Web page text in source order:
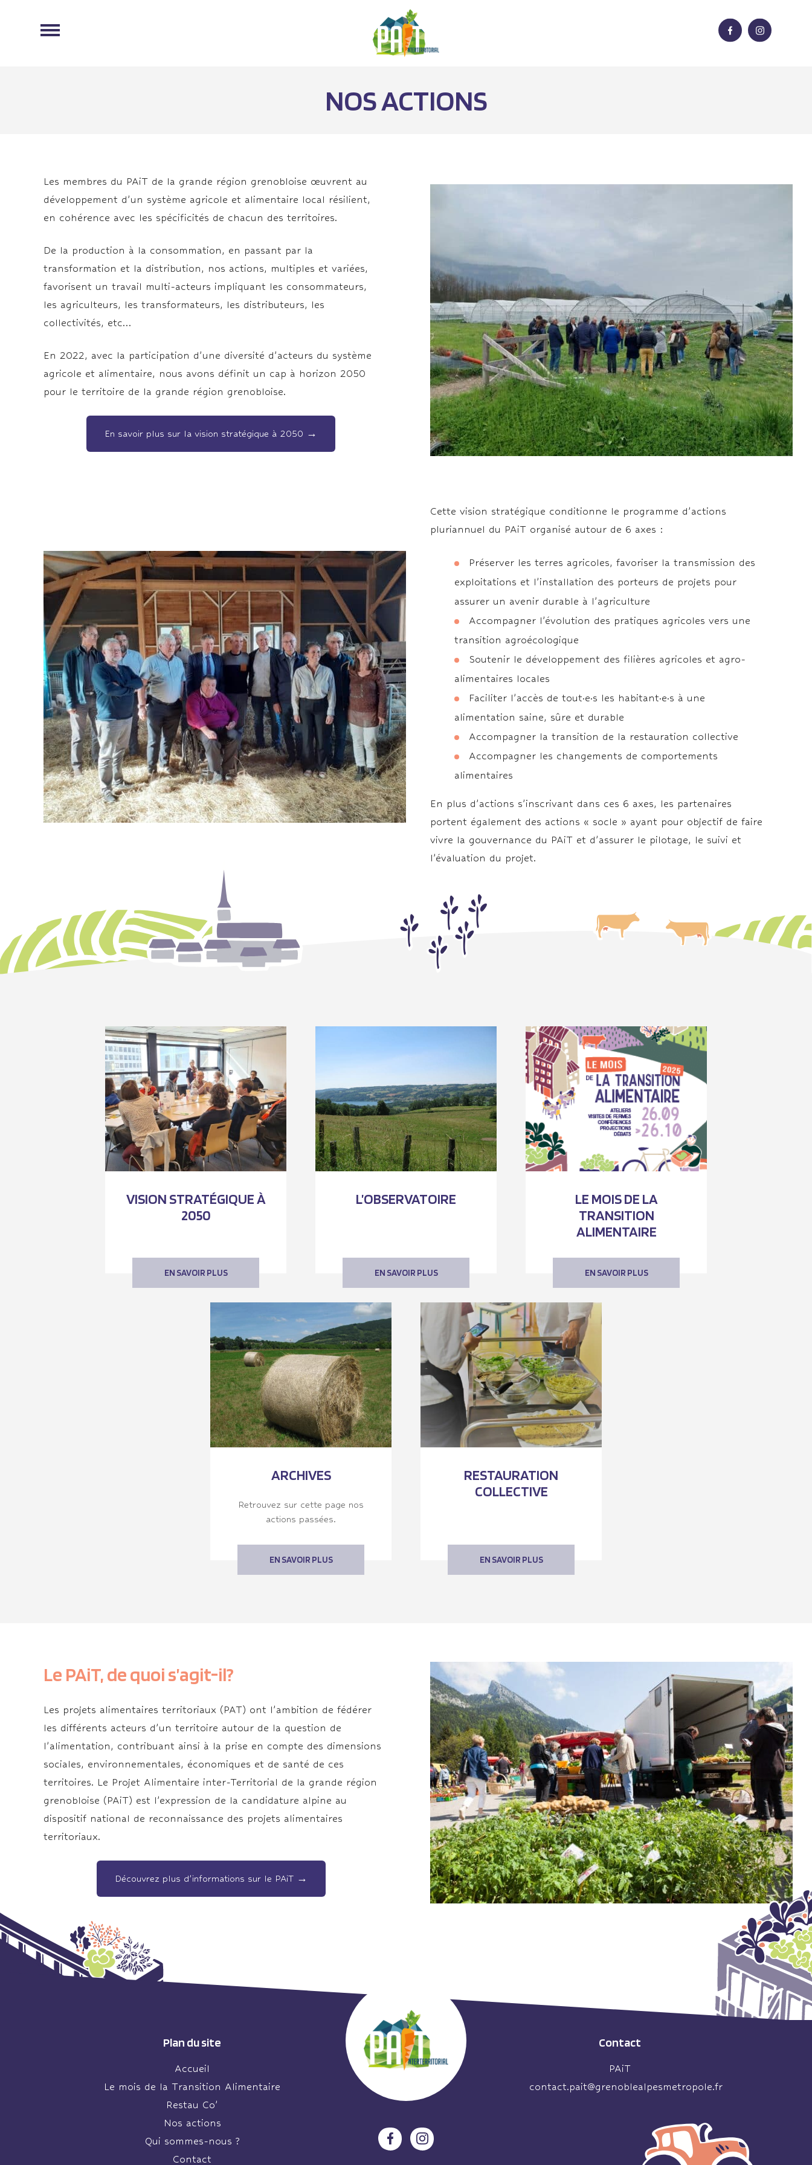
NOS ACTIONS
Les membres du PAiT de la grande région grenobloise œuvrent au
développement d’un système agricole et alimentaire local résilient,
en cohérence avec les spécificités de chacun des territoires.
De la production à la consommation, en passant par la
transformation et la distribution, nos actions, multiples et variées,
favorisent un travail multi-acteurs impliquant les consommateurs,
les agriculteurs, les transformateurs, les distributeurs, les
collectivités, etc…
En 2022, avec la participation d’une diversité d’acteurs du système
agricole et alimentaire, nous avons définit un cap à horizon 2050
pour le territoire de la grande région grenobloise.
En savoir plus sur la vision stratégique à 2050 →
Cette vision stratégique conditionne le programme d’actions
pluriannuel du PAiT organisé autour de 6 axes :
Préserver les terres agricoles, favoriser la transmission des
exploitations et l’installation des porteurs de projets pour
assurer un avenir durable à l’agriculture
Accompagner l’évolution des pratiques agricoles vers une
transition agroécologique
Soutenir le développement des filières agricoles et agro-
alimentaires locales
Faciliter l’accès de tout·e·s les habitant·e·s à une
alimentation saine, sûre et durable
Accompagner la transition de la restauration collective
Accompagner les changements de comportements
alimentaires
En plus d’actions s’inscrivant dans ces 6 axes, les partenaires
portent également des actions « socle » ayant pour objectif de faire
vivre la gouvernance du PAiT et d’assurer le pilotage, le suivi et
l’évaluation du projet.
VISION STRATÉGIQUE À
2050
EN SAVOIR PLUS
L’OBSERVATOIRE
EN SAVOIR PLUS
LE MOIS DE LA
TRANSITION
ALIMENTAIRE
EN SAVOIR PLUS
ARCHIVES
Retrouvez sur cette page nos
actions passées.
EN SAVOIR PLUS
RESTAURATION
COLLECTIVE
EN SAVOIR PLUS
Le PAiT, de quoi s’agit-il?
Les projets alimentaires territoriaux (PAT) ont l’ambition de fédérer
les différents acteurs d’un territoire autour de la question de
l’alimentation, contribuant ainsi à la prise en compte des dimensions
sociales, environnementales, économiques et de santé de ces
territoires. Le Projet Alimentaire inter-Territorial de la grande région
grenobloise (PAiT) est l’expression de la candidature alpine au
dispositif national de reconnaissance des projets alimentaires
territoriaux.
Découvrez plus d’informations sur le PAiT →
Plan du site
Accueil
Le mois de la Transition Alimentaire
Restau Co’
Nos actions
Qui sommes-nous ?
Contact
Contact
PAiT
contact.pait@grenoblealpesmetropole.fr